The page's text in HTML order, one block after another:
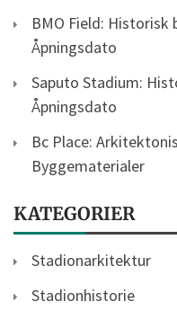
BMO Field: Historisk
Åpningsdato
Saputo Stadium:
Åpningsdato
Bc Place:
Byggematerialer
KATEGORIER
Stadionarkitektur
Stadionhistorie